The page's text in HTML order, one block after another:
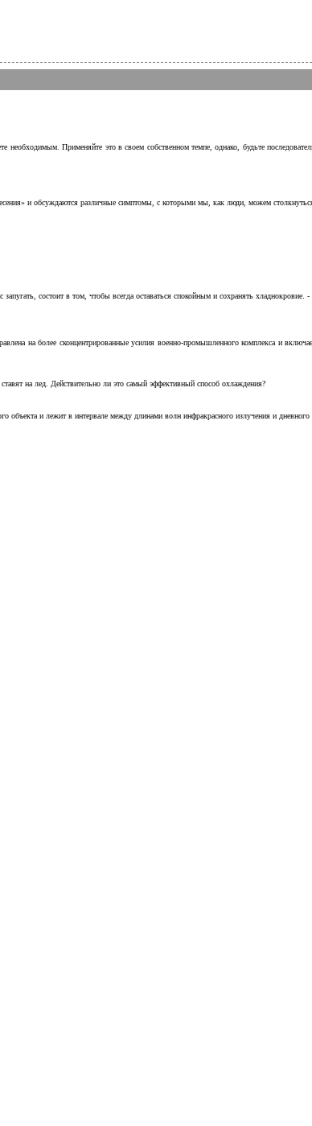
Применяйте это в своем собственном темпе, однако, будьте
и обсуждаются различные симптомы, с которыми мы, как люди, можем
состоит в том, чтобы всегда оставаться спокойным и сохранять хладнокровие.
на более сконцентрированные усилия военно-промышленного комплекса и
на лед. Действительно ли это самый эффективный способ охлаждения?
объекта и лежит в интервале между длинами волн инфракрасного излучения и дневного